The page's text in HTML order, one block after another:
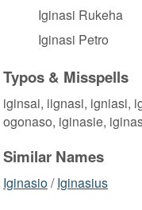
Iginasi Rukeha
Iginasi Petro
Typos & Misspells
iginsai, iignasi, igniasi,
ogonaso, iginasie,
Similar Names
Iginasio/Iginasius